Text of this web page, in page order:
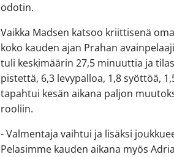
odotin.
Vaikka Madsen katsoo kriittisenä
koko kauden ajan Prahan
tuli keskimäärin 27,5 minuuttia ja
pistettä, 6,3 levypalloa, 1,8 syöttöä,
tapahtui kesän aikana paljon
rooliin.
- Valmentaja vaihtui ja lisäksi
Pelasimme kauden aikana myös